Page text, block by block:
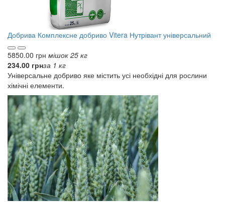
Добрива Комплексне добриво Vitera Нутрівант універсальний
5850.00 грн мішок 25 кг
234.00 грнза 1 кг
Універсальне добриво яке містить усі необхідні для рослини
хімічні елементи.